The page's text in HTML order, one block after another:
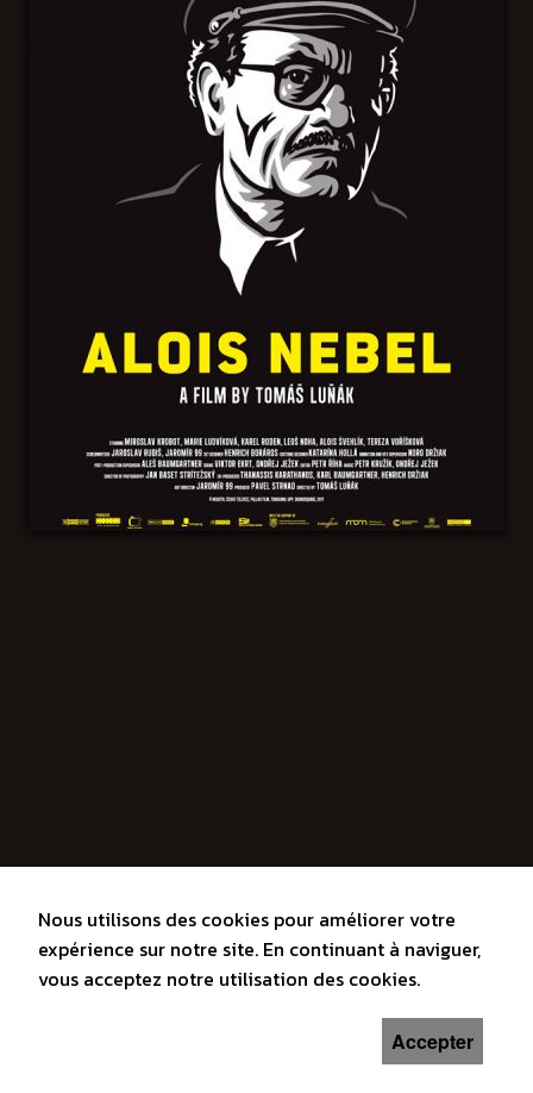
Nous utilisons des cookies pour améliorer votre
expérience sur notre site. En continuant à naviguer,
vous acceptez notre utilisation des cookies.
Accepter